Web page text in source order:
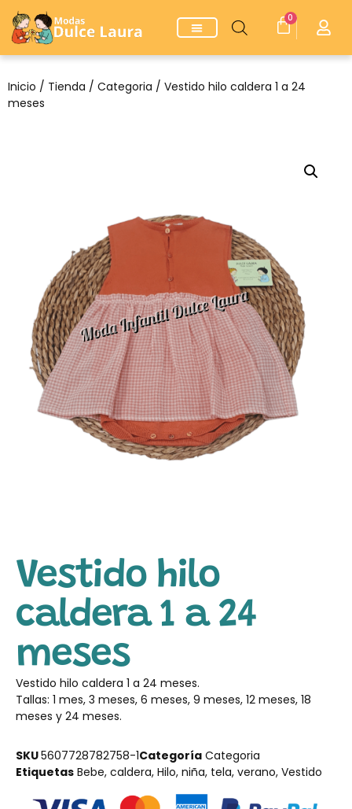
0
Inicio / Tienda / Categoria / Vestido hilo caldera 1 a 24
meses
Vestido hilo
caldera 1 a 24
meses
Vestido hilo caldera 1 a 24 meses.
Tallas: 1 mes, 3 meses, 6 meses, 9 meses, 12 meses, 18
meses y 24 meses.
SKU5607728782758-1Categoría Categoria
Etiquetas Bebe, caldera, Hilo, niña, tela, verano, Vestido